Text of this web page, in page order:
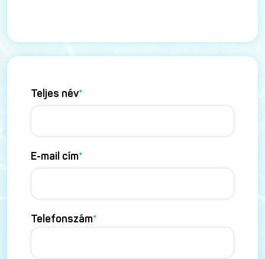
Teljes név*
E-mail cím*
Telefonszám*